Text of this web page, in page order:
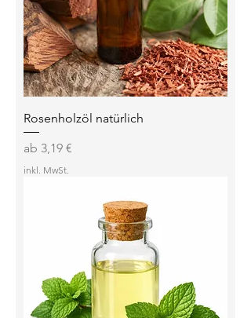
Rosenholzöl natürlich
ab 3,19 €
Sale-Preis
inkl. MwSt.